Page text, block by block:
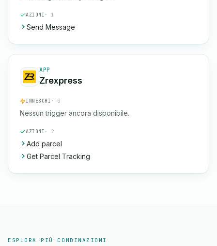
AZIONI · 1
Send Message
APP
Zrexpress
INNESCHI · 0
Nessun trigger ancora disponibile.
AZIONI · 2
Add parcel
Get Parcel Tracking
ESPLORA PIÙ COMBINAZIONI